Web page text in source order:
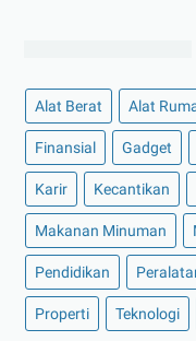
Alat Berat Alat
Finansial Gadget
Karir Kecantikan
Makanan Minuman
Pendidikan
Properti Teknologi